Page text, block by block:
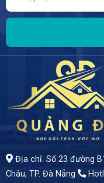
Địa chỉ: Số 23 đường
Châu, TP. Đà Nẵng